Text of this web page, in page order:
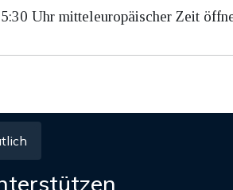
Uhr mitteleuropäischer Zeit